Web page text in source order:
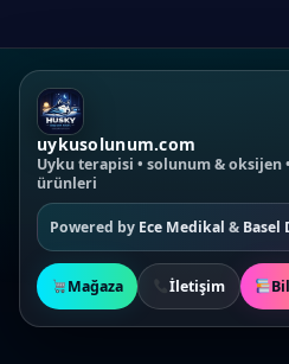
uykusolunum.com
Uyku terapisi • solunum & oksijen
ürünleri
Powered by Ece Medikal & Basel
Mağaza İletişim